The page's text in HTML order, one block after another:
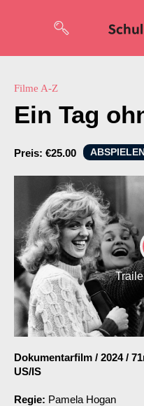
Code
So geht’s
Account
Suche
Filme A-Z
Ein Tag
Preis: €25.00
Dokumentarfilm / 2024 /
US/IS
Regie: Pamela Hogan